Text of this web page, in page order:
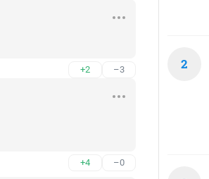
+2 –3
+4 –0
2